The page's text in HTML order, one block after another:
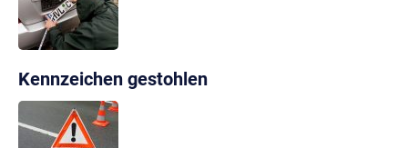
Kennzeichen gestohlen